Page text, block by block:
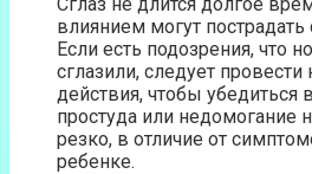
влиянием могут
Если есть подозрения, что
сглазили, следует
действия, чтобы убедиться
простуда или недомогание
резко, в отличие от
ребенке.